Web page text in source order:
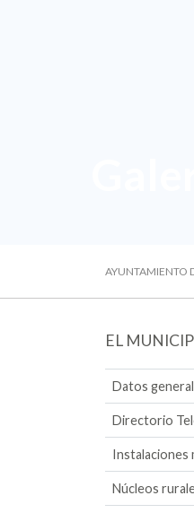
AYUNTAMIENTO
EL
Datos
Directorio
Instalaciones
Núcleos